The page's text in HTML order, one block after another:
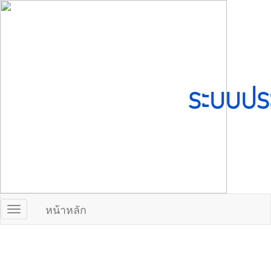
ระบบป
หน้าหลัก